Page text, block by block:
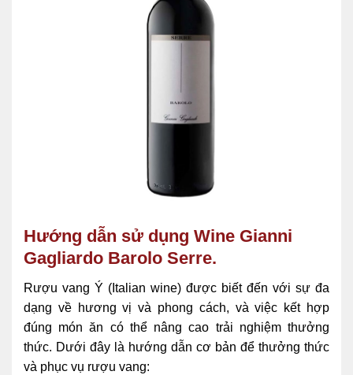
Hướng dẫn sử dụng Wine Gianni
Gagliardo Barolo Serre.
Rượu vang Ý (Italian wine) được biết đến với sự đa
dạng về hương vị và phong cách, và việc kết hợp
đúng món ăn có thể nâng cao trải nghiệm thưởng
thức. Dưới đây là hướng dẫn cơ bản để thưởng thức
và phục vụ rượu vang: